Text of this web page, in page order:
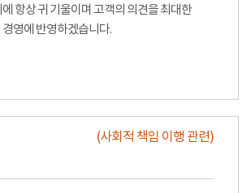
항상 귀 기울이며 고객의 의견을 최대한
영에 반영하겠습니다.
(사회적 책임 이행 관련)